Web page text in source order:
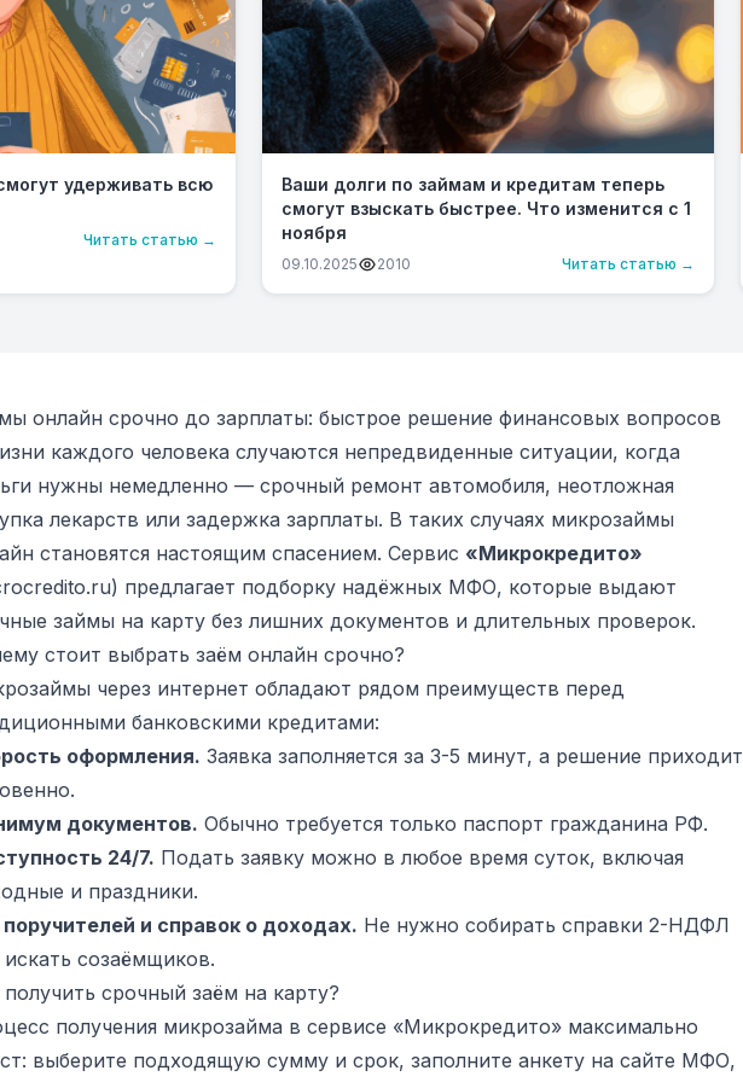
удерживать всю
Читать статью →
Ваши долги по займам и кредитам теперь
смогут взыскать быстрее. Что изменится с 1
ноября
09.10.2025 2010 Читать статью →
онлайн срочно до зарплаты: быстрое решение финансовых вопросов
каждого человека случаются непредвиденные ситуации, когда
нужны немедленно — срочный ремонт автомобиля, неотложная
лекарств или задержка зарплаты. В таких случаях микрозаймы
становятся настоящим спасением. Сервис «Микрокредито»
предлагает подборку надёжных МФО, которые выдают
займы на карту без лишних документов и длительных проверок.
стоит выбрать заём онлайн срочно?
через интернет обладают рядом преимуществ перед
банковскими кредитами:
оформления. Заявка заполняется за 3-5 минут, а решение приходит
документов. Обычно требуется только паспорт гражданина РФ.
24/7. Подать заявку можно в любое время суток, включая
и праздники.
поручителей и справок о доходах. Не нужно собирать справки 2-НДФЛ
искать созаёмщиков.
получить срочный заём на карту?
получения микрозайма в сервисе «Микрокредито» максимально
выберите подходящую сумму и срок, заполните анкету на сайте МФО,